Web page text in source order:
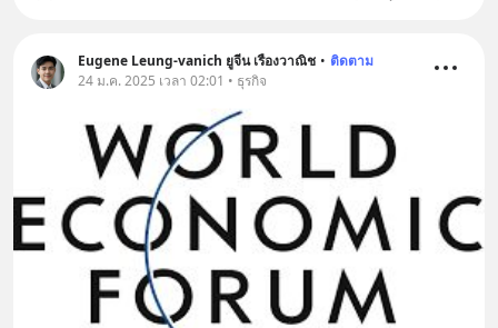
Eugene Leung-vanich ยูจีน เรืองวาณิช • ติดตาม
24 ม.ค. 2025 เวลา 02:01 • ธุรกิจ